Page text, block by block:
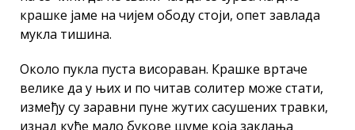
крашке јаме на чијем ободу стоји, опет завлада
мукла тишина.
Около пукла пуста висораван. Крашке вртаче
велике да у њих и по читав солитер може стати,
између су заравни пуне жутих сасушених травки,
изнад куће мало букове шуме која заклања